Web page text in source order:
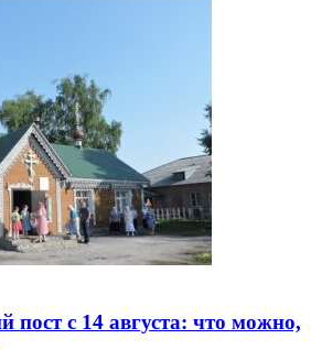
пост с 14 августа: что можно,